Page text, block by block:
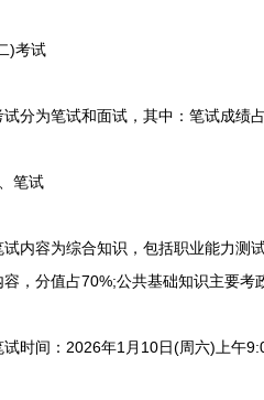
试
为笔试和面试，其中：笔试成绩占
试
容为综合知识，包括职业能力测试
容，分值占70%;公共基础知识主要考
间：2026年1月10日(周六)上午